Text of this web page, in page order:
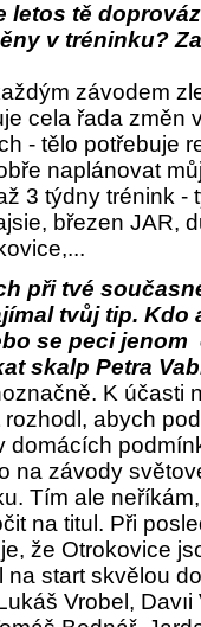
letos tě
v tréninku?
závodem
cela řada změn
- tělo potřebuje
naplánovat
3 týdny trénink -
březen JAR,
při tvé
tvůj tip. Kdo
se peci jenom
skalp Petra
K účasti
abych
domácích
na závody
Tím ale
na titul. Při
že Otrokovice
start skvělou
Vrobel,